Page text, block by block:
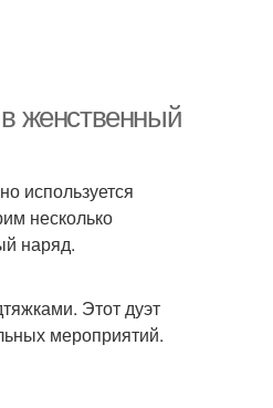
женственный
используется
несколько
наряд.
Этот дуэт
мероприятий.